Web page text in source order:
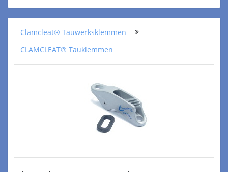
Clamcleat® Tauwerksklemmen
CLAMCLEAT® Tauklemmen